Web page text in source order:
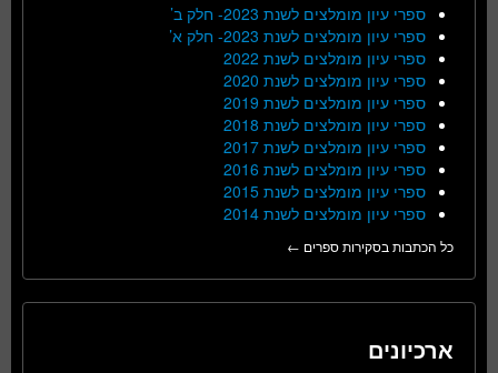
ספרי עיון מומלצים לשנת 2023- חלק ב’
ספרי עיון מומלצים לשנת 2023- חלק א’
ספרי עיון מומלצים לשנת 2022
ספרי עיון מומלצים לשנת 2020
ספרי עיון מומלצים לשנת 2019
ספרי עיון מומלצים לשנת 2018
ספרי עיון מומלצים לשנת 2017
ספרי עיון מומלצים לשנת 2016
ספרי עיון מומלצים לשנת 2015
ספרי עיון מומלצים לשנת 2014
כל הכתבות בסקירות ספרים ←
ארכיונים